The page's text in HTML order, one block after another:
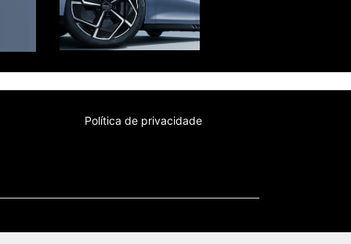
Política de privacidade